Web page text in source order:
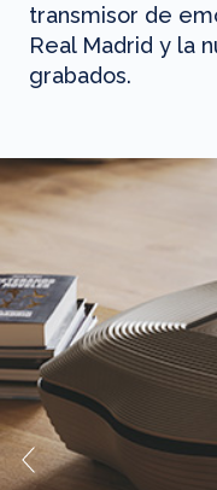
transmisor de
Real Madrid y la
grabados.